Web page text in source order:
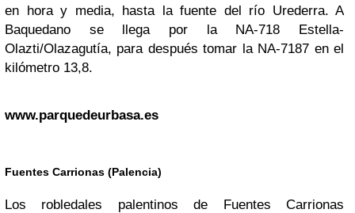
en hora y media, hasta la fuente del río Urederra. A
Baquedano se llega por la NA-718 Estella-
Olazti/Olazagutía, para después tomar la NA-7187 en el
kilómetro 13,8.
www.parquedeurbasa.es
Fuentes Carrionas (Palencia)
Los robledales palentinos de Fuentes Carrionas